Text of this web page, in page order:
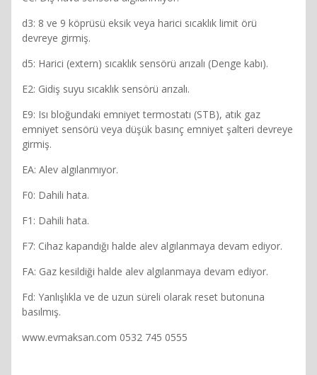
d3: 8 ve 9 köprüsü eksik veya harici sıcaklık limit örü
devreye girmiş.
d5: Harici (extern) sıcaklık sensörü arızalı (Denge kabı).
E2: Gidiş suyu sıcaklık sensörü arızalı.
E9: Isı bloğundaki emniyet termostatı (STB), atık gaz
emniyet sensörü veya düşük basınç emniyet şalteri devreye
girmiş.
EA: Alev algılanmıyor.
F0: Dahili hata.
F1: Dahili hata.
F7: Cihaz kapandığı halde alev algılanmaya devam ediyor.
FA: Gaz kesildiği halde alev algılanmaya devam ediyor.
Fd: Yanlışlıkla ve de uzun süreli olarak reset butonuna
basılmış.
www.evmaksan.com 0532 745 0555